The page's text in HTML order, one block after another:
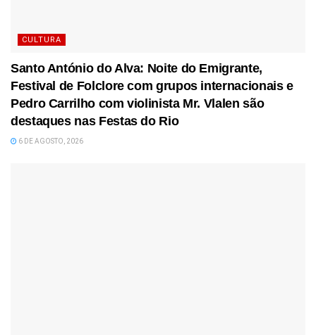
CULTURA
Santo António do Alva: Noite do Emigrante,
Festival de Folclore com grupos internacionais e
Pedro Carrilho com violinista Mr. Vlalen são
destaques nas Festas do Rio
6 DE AGOSTO, 2026